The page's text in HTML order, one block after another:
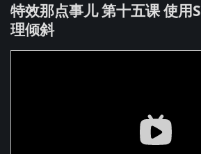
特效那点事儿 第十五课 使
理倾斜